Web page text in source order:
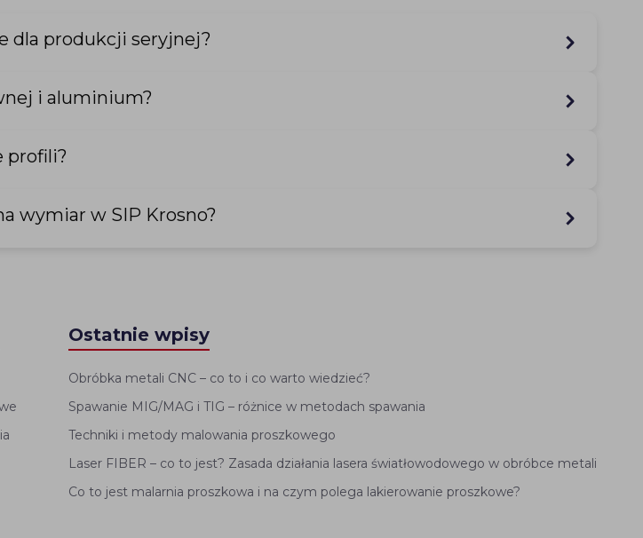
dla produkcji seryjnej?
i aluminium?
profili?
wymiar w SIP Krosno?
Ostatnie wpisy
Obróbka metali CNC – co to i co warto wiedzieć?
Spawanie MIG/MAG i TIG – różnice w metodach spawania
Techniki i metody malowania proszkowego
Laser FIBER – co to jest? Zasada działania lasera światłowodowego w obróbce metali
Co to jest malarnia proszkowa i na czym polega lakierowanie proszkowe?